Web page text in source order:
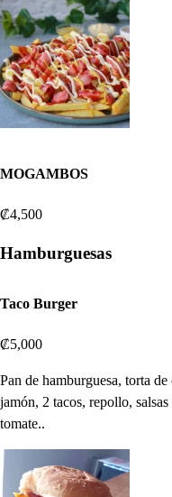
MOGAMBOS
₡4,500
Hamburguesas
Taco Burger
₡5,000
Pan de hamburguesa, torta
jamón, 2 tacos, repollo, salsas
tomate..